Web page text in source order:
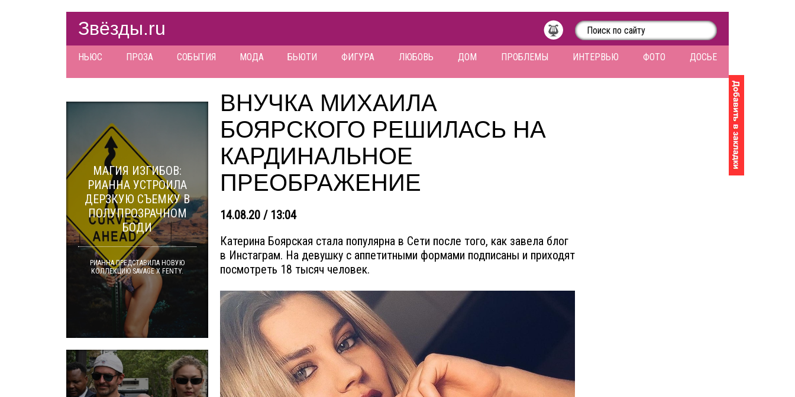
Звёзды.ru
НЬЮС ПРОЗА СОБЫТИЯ МОДА БЬЮТИ ФИГУРА ЛЮБОВЬ ДОМ ПРОБЛЕМЫ ИНТЕРВЬЮ ФОТО ДОСЬЕ
ВНУЧКА МИХАИЛА
БОЯРСКОГО РЕШИЛАСЬ НА
КАРДИНАЛЬНОЕ
ПРЕОБРАЖЕНИЕ
14.08.20 / 13:04
Катерина Боярская стала популярна в Сети после того, как завела блог
в Инстаграм. На девушку с аппетитными формами подписаны и приходят
посмотреть 18 тысяч человек.
МАГИЯ ИЗГИБОВ:
РИАННА УСТРОИЛА
ДЕРЗКУЮ СЪЕМКУ В
ПОЛУПРОЗРАЧНОМ
БОДИ
РИАННА ПРЕДСТАВИЛА НОВУЮ
КОЛЛЕКЦИЮ SAVAGE X FENTY.